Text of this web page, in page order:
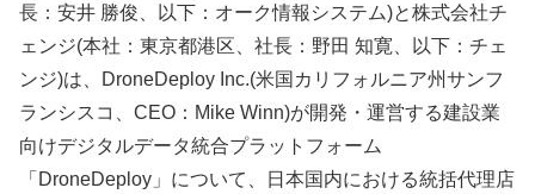
長：安井 勝俊、以下：オーク情報システム)と株式会社チ
ェンジ(本社：東京都港区、社長：野田 知寛、以下：チェ
ンジ)は、DroneDeploy Inc.(米国カリフォルニア州サンフ
ランシスコ、CEO：Mike Winn)が開発・運営する建設業
向けデジタルデータ統合プラットフォーム
「DroneDeploy」について、日本国内における統括代理店